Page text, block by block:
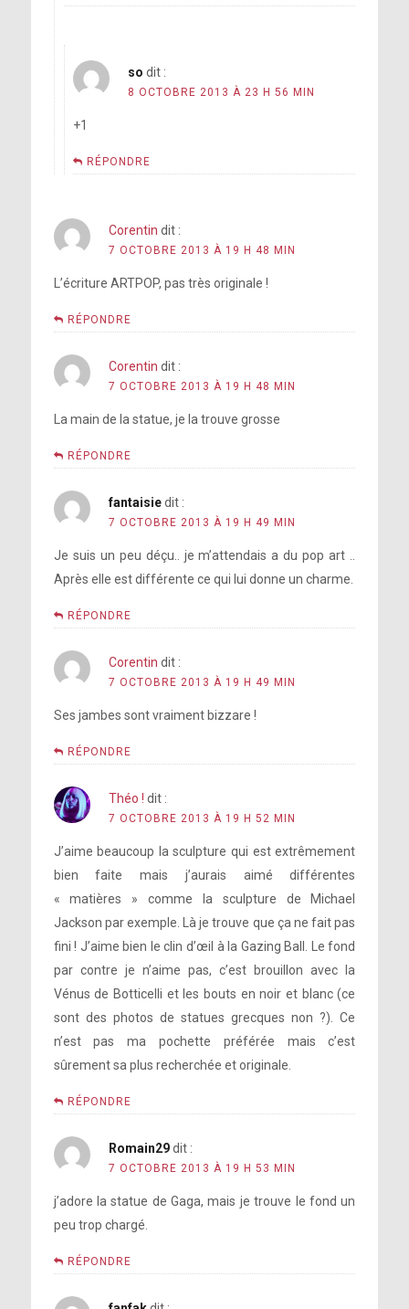
so dit :
8 OCTOBRE 2013 À 23 H 56 MIN
+1
RÉPONDRE
Corentin dit :
7 OCTOBRE 2013 À 19 H 48 MIN
L’écriture ARTPOP, pas très originale !
RÉPONDRE
Corentin dit :
7 OCTOBRE 2013 À 19 H 48 MIN
La main de la statue, je la trouve grosse
RÉPONDRE
fantaisie dit :
7 OCTOBRE 2013 À 19 H 49 MIN
Je suis un peu déçu.. je m’attendais a du pop art ..
Après elle est différente ce qui lui donne un charme.
RÉPONDRE
Corentin dit :
7 OCTOBRE 2013 À 19 H 49 MIN
Ses jambes sont vraiment bizzare !
RÉPONDRE
Théo ! dit :
7 OCTOBRE 2013 À 19 H 52 MIN
J’aime beaucoup la sculpture qui est extrêmement
bien faite mais j’aurais aimé différentes
« matières » comme la sculpture de Michael
Jackson par exemple. Là je trouve que ça ne fait pas
fini ! J’aime bien le clin d’œil à la Gazing Ball. Le fond
par contre je n’aime pas, c’est brouillon avec la
Vénus de Botticelli et les bouts en noir et blanc (ce
sont des photos de statues grecques non ?). Ce
n’est pas ma pochette préférée mais c’est
sûrement sa plus recherchée et originale.
RÉPONDRE
Romain29 dit :
7 OCTOBRE 2013 À 19 H 53 MIN
j’adore la statue de Gaga, mais je trouve le fond un
peu trop chargé.
RÉPONDRE